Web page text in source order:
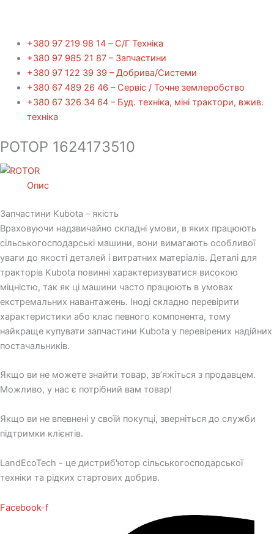
+380 97 219 98 14 – С/Г Техніка
+380 97 985 21 87 – Запчастини
+380 97 122 39 39 – Добрива/Cистеми
+380 67 489 26 46 – Сервіс / Точне землеробство
+380 67 326 34 64 – Буд. техніка, міні трактори, вжив.
техніка
РОТОР 1624173510
Опис
Запчастини Kubota – якість
Враховуючи надзвичайно складні умови, в яких працюють
сільськогосподарські машини, вони вимагають особливої ​​
уваги до якості деталей і витратних матеріалів. Деталі для
тракторів Kubota повинні характеризуватися високою
міцністю, так як ці машини часто працюють в умовах
екстремальних навантажень. Іноді складно перевірити
характеристики або клас певного компонента, тому
найкраще купувати запчастини Kubota у перевірених надійних
постачальників.
Якщо ви не можете знайти товар, зв’яжіться з продавцем.
Можливо, у нас є потрібний вам товар!
Якщо ви не впевнені у своїй покупці, зверніться до служби
підтримки клієнтів.
LandEcoTech - це дистриб'ютор сільськогосподарської
техніки та рідких стартових добрив.
Facebook-f